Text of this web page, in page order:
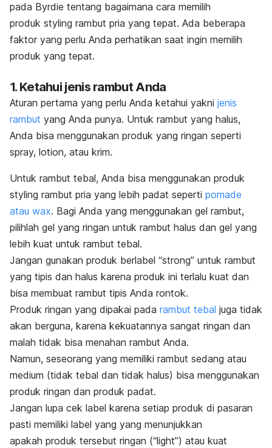
pada Byrdie tentang bagaimana cara memilih
produk styling rambut pria yang tepat. Ada beberapa
faktor yang perlu Anda perhatikan saat ingin memilih
produk yang tepat.
1. Ketahui jenis rambut Anda
Aturan pertama yang perlu Anda ketahui yakni jenis
rambut yang Anda punya. Untuk rambut yang halus,
Anda bisa menggunakan produk yang ringan seperti
spray, lotion, atau krim.
Untuk rambut tebal, Anda bisa menggunakan produk
styling rambut pria yang lebih padat seperti pomade
atau wax. Bagi Anda yang menggunakan gel rambut,
pilihlah gel yang ringan untuk rambut halus dan gel yang
lebih kuat untuk rambut tebal.
Jangan gunakan produk berlabel “strong” untuk rambut
yang tipis dan halus karena produk ini terlalu kuat dan
bisa membuat rambut tipis Anda rontok.
Produk ringan yang dipakai pada rambut tebal juga tidak
akan berguna, karena kekuatannya sangat ringan dan
malah tidak bisa menahan rambut Anda.
Namun, seseorang yang memiliki rambut sedang atau
medium (tidak tebal dan tidak halus) bisa menggunakan
produk ringan dan produk padat.
Jangan lupa cek label karena setiap produk di pasaran
pasti memiliki label yang yang menunjukkan
apakah produk tersebut ringan (“light”) atau kuat